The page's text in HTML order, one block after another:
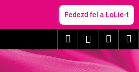
Fedezd fel a LoLie-t
Keresés Kosár